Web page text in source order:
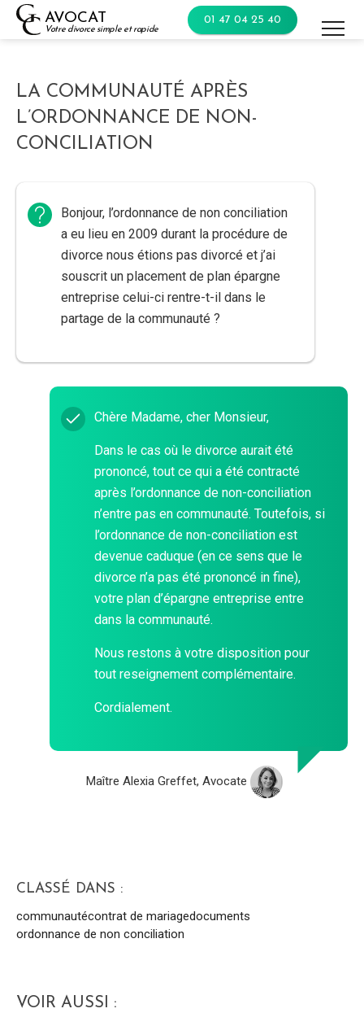
Skip
AVOCAT
Votre divorce simple et rapide
01 47 04 25 40
LA COMMUNAUTÉ APRÈS
L’ORDONNANCE DE NON-
CONCILIATION
Bonjour, l’ordonnance de non conciliation
a eu lieu en 2009 durant la procédure de
divorce nous étions pas divorcé et j’ai
souscrit un placement de plan épargne
entreprise celui-ci rentre-t-il dans le
partage de la communauté ?
Chère Madame, cher Monsieur,
Dans le cas où le divorce aurait été
prononcé, tout ce qui a été contracté
après l’ordonnance de non-conciliation
n’entre pas en communauté. Toutefois, si
l’ordonnance de non-conciliation est
devenue caduque (en ce sens que le
divorce n’a pas été prononcé in fine),
votre plan d’épargne entreprise entre
dans la communauté.
Nous restons à votre disposition pour
tout reseignement complémentaire.
Cordialement.
Maître Alexia Greffet, Avocate
CLASSÉ DANS :
communautécontrat de mariagedocuments
ordonnance de non conciliation
VOIR AUSSI :